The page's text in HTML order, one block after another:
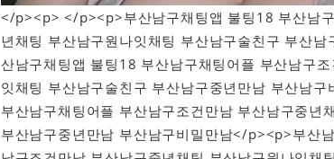
</p><p> </p><p>부산남구채팅앱 불팅18 부산남
년채팅 부산남구원나잇채팅 부산남구술친구 부산
산남구채팅앱 불팅18 부산남구채팅어플 부산남구
잇채팅 부산남구술친구 부산남구중년만남 부산남
부산남구채팅어플 부산남구조건만남 부산남구중년
부산남구중년만남 부산남구비밀만남</p><p>부산